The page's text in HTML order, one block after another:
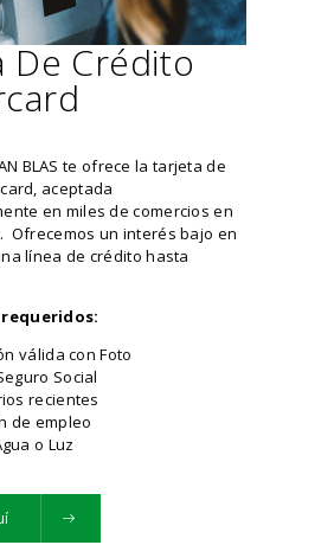
De Crédito
BLAS te ofrece la tarjeta de
aceptada
en miles de comercios en
Ofrecemos un interés bajo en
línea de crédito hasta
válida con Foto
Social
recientes
de empleo
o Luz